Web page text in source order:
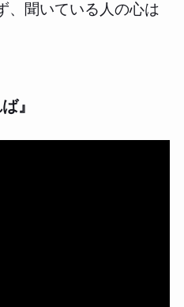
、聞いている人の心は
』